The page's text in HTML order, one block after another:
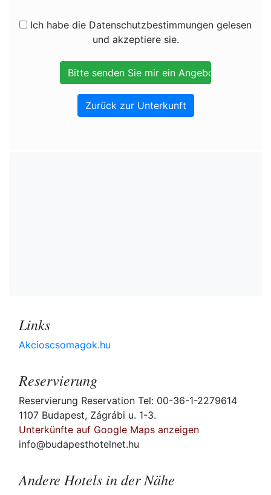
Ich habe die Datenschutzbestimmungen gelesen
und akzeptiere sie.
Zurück zur Unterkunft
Links
Akcioscsomagok.hu
Reservierung
Reservierung Reservation Tel: 00-36-1-2279614
1107 Budapest, Zágrábi u. 1-3.
Unterkünfte auf Google Maps anzeigen
info@budapesthotelnet.hu
Andere Hotels in der Nähe